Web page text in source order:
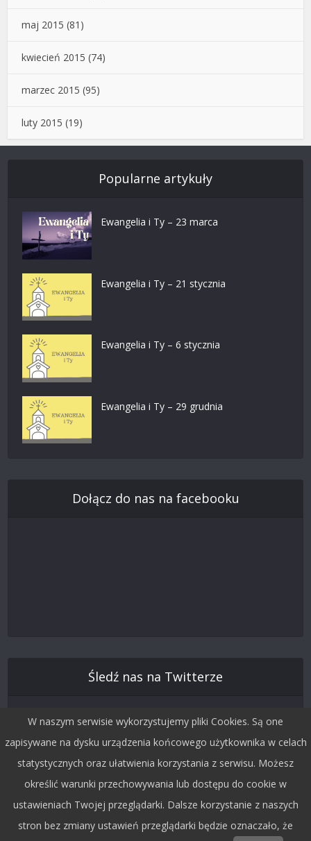
maj 2015 (81)
kwiecień 2015 (74)
marzec 2015 (95)
luty 2015 (19)
Popularne artykuły
Ewangelia i Ty – 23 marca
Ewangelia i Ty – 21 stycznia
Ewangelia i Ty – 6 stycznia
Ewangelia i Ty – 29 grudnia
Dołącz do nas na facebooku
Śledź nas na Twitterze
W naszym serwisie wykorzystujemy pliki Cookies. Są one
zapisywane na dysku urządzenia końcowego użytkownika w celach
statystycznych oraz ułatwienia korzystania z serwisu. Możesz
określić warunki przechowywania lub dostępu do cookie w
ustawieniach Twojej przeglądarki. Dalsze korzystanie z naszych
stron bez zmiany ustawień przeglądarki będzie oznaczało, że